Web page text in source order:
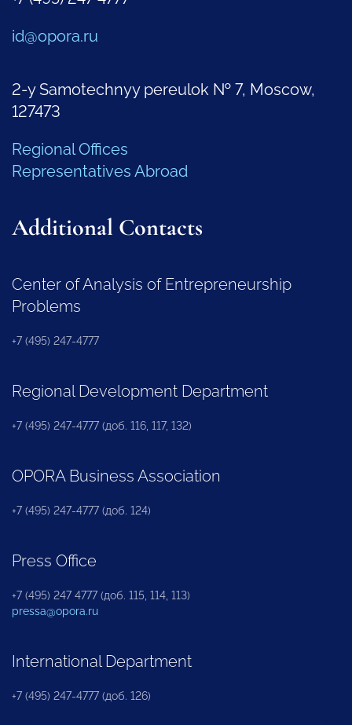
id@opora.ru
2-y Samotechnyy pereulok № 7, Moscow,
127473
Regional Offices
Representatives Abroad
Additional Contacts
Center of Analysis of Entrepreneurship
Problems
+7 (495) 247-4777
Regional Development Department
+7 (495) 247-4777 (доб. 116, 117, 132)
OPORA Business Association
+7 (495) 247-4777 (доб. 124)
Press Office
+7 (495) 247 4777 (доб. 115, 114, 113)
pressa@opora.ru
International Department
+7 (495) 247-4777 (доб. 126)